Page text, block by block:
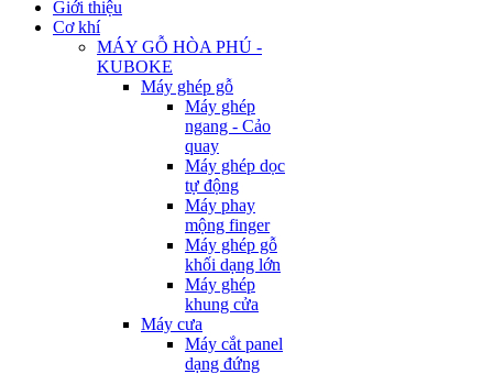
Giới thiệu
Cơ khí
MÁY GỖ HÒA PHÚ -
KUBOKE
Máy ghép gỗ
Máy ghép
ngang - Cảo
quay
Máy ghép dọc
tự động
Máy phay
mộng finger
Máy ghép gỗ
khối dạng lớn
Máy ghép
khung cửa
Máy cưa
Máy cắt panel
dạng đứng